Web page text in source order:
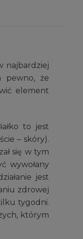
najbardziej
pewno, że
element
to jest
– skóry).
się w tym
wywołany
jest
zdrowej
tygodni.
którym